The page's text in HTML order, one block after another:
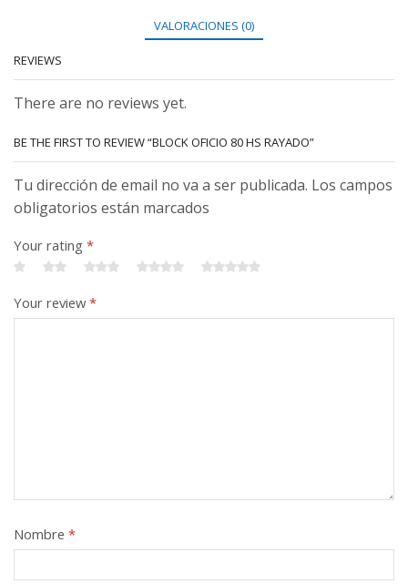
VALORACIONES (0)
REVIEWS
There are no reviews yet.
BE THE FIRST TO REVIEW “BLOCK OFICIO 80 HS RAYADO”
Tu dirección de email no va a ser publicada. Los campos
obligatorios están marcados
Your rating *
Your review*
Nombre *